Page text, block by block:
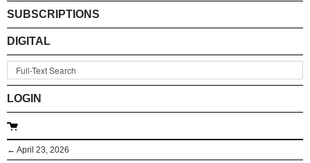
SUBSCRIPTIONS
DIGITAL
LOGIN
← April 23, 2026